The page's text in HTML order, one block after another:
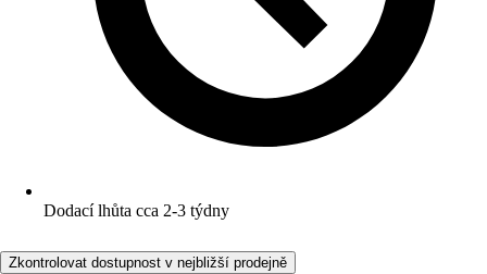
Dodací lhůta cca 2-3 týdny
Zkontrolovat dostupnost v nejbližší prodejně